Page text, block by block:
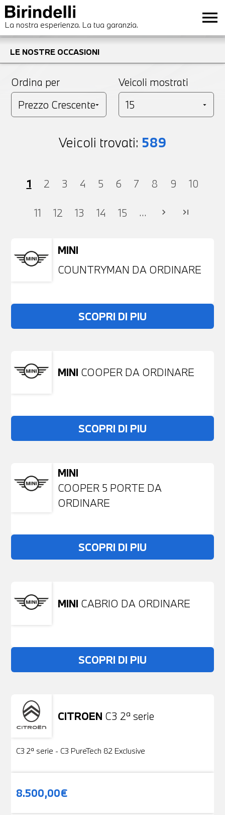
La nostra esperienza. La tua garanzia. menu
LE NOSTRE OCCASIONI
Ordina per Veicoli mostrati
Veicoli trovati: 589
1 2 3 4 5 6 7 8 9 10
11 12 13 14 15 ... chevron_right last_page
MINI
COUNTRYMAN DA ORDINARE
SCOPRI DI PIU
MINI COOPER DA ORDINARE
SCOPRI DI PIU
MINI
COOPER 5 PORTE DA
ORDINARE
SCOPRI DI PIU
MINI CABRIO DA ORDINARE
SCOPRI DI PIU
CITROEN C3 2ª serie
Usato
C3 2ª serie - C3 PureTech 82 Exclusive
8.500,00€